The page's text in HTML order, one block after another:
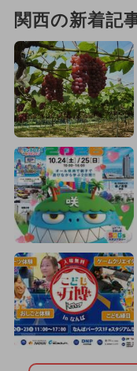
関西の新着記